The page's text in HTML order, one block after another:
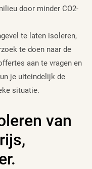
door minder CO2-
te laten isoleren,
te doen naar de
aan te vragen en
je uiteindelijk de
situatie.
van